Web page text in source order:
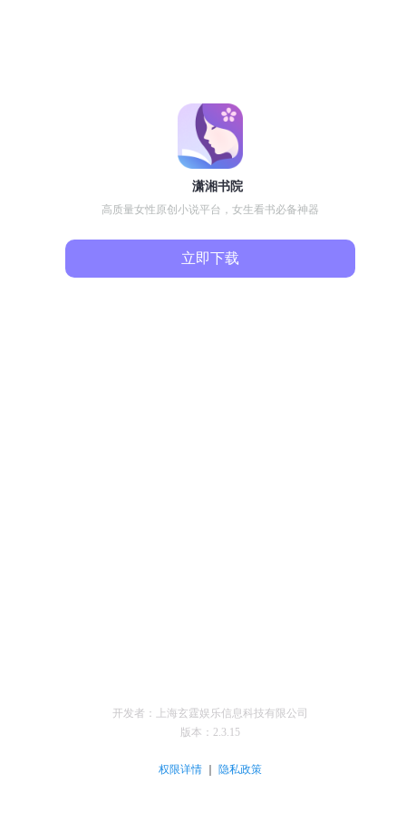
潇湘书院
高质量女性原创小说平台，女生看书必备神器
立即下载
开发者：上海玄霆娱乐信息科技有限公司
版本： 2.3.15
权限详情 ｜ 隐私政策